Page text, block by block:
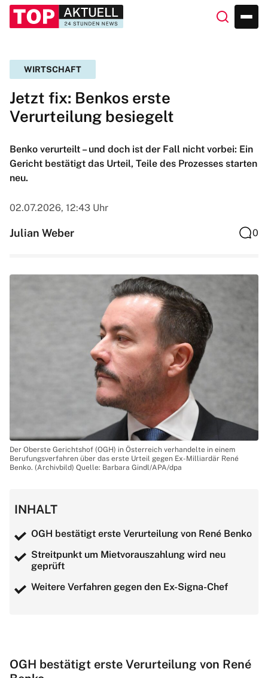
WIRTSCHAFT
Jetzt fix: Benkos erste
Verurteilung besiegelt
Benko verurteilt – und doch ist der Fall nicht vorbei: Ein
Gericht bestätigt das Urteil, Teile des Prozesses starten
neu.
02.07.2026, 12:43 Uhr
Julian Weber 0
Der Oberste Gerichtshof (OGH) in Österreich verhandelte in einem
Berufungsverfahren über das erste Urteil gegen Ex-Milliardär René
Benko. (Archivbild) Quelle: Barbara Gindl/APA/dpa
INHALT
OGH bestätigt erste Verurteilung von René Benko
Streitpunkt um Mietvorauszahlung wird neu
geprüft
Weitere Verfahren gegen den Ex-Signa-Chef
OGH bestätigt erste Verurteilung von René